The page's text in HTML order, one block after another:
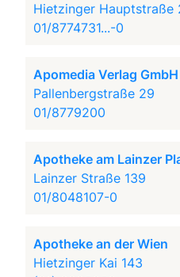
Hietzinger Hauptstraße
01/8774731...-0
Apomedia Verlag GmbH
Pallenbergstraße 29
01/8779200
Apotheke am Lainzer
Lainzer Straße 139
01/8048107-0
Apotheke an der Wien
Hietzinger Kai 143